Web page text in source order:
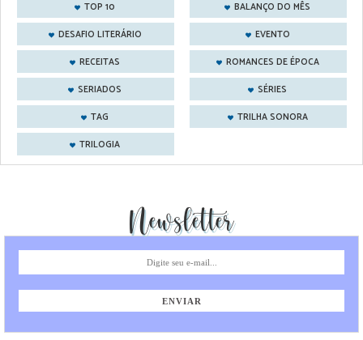
TOP 10
BALANÇO DO MÊS
DESAFIO LITERÁRIO
EVENTO
RECEITAS
ROMANCES DE ÉPOCA
SERIADOS
SÉRIES
TAG
TRILHA SONORA
TRILOGIA
Newsletter